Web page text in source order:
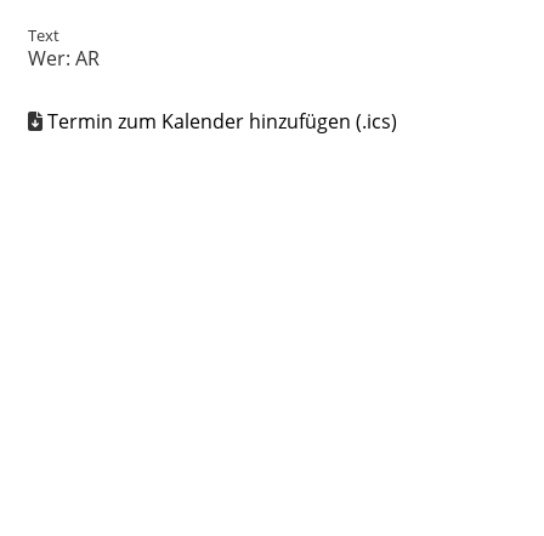
Text
Wer: AR
Termin zum Kalender hinzufügen (.ics)